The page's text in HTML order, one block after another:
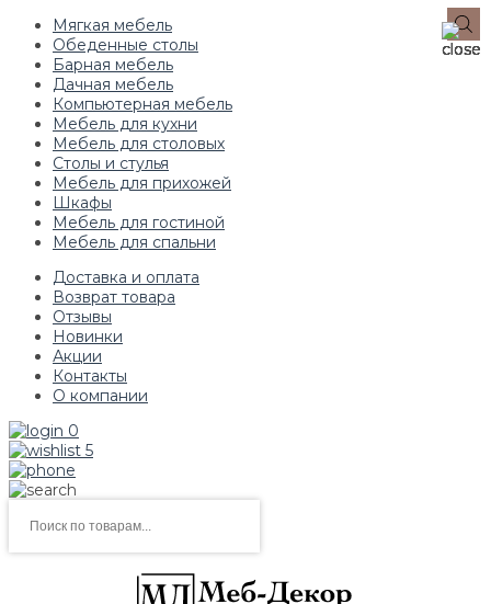
Мягкая мебель
Обеденные столы
Барная мебель
Дачная мебель
Компьютерная мебель
Мебель для кухни
Мебель для столовых
Столы и стулья
Мебель для прихожей
Шкафы
Мебель для гостиной
Мебель для спальни
Доставка и оплата
Возврат товара
Отзывы
Новинки
Акции
Контакты
О компании
0
5
товаров